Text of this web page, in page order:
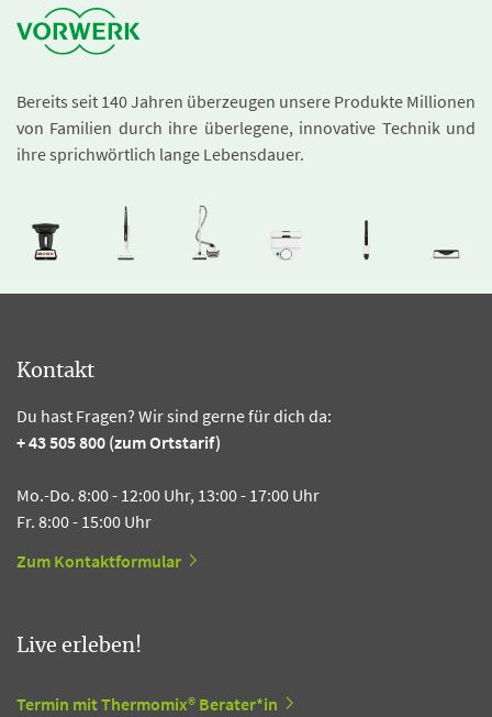
Bereits seit 140 Jahren überzeugen unsere Produkte Millionen
von Familien durch ihre überlegene, innovative Technik und
ihre sprichwörtlich lange Lebensdauer.
Kontakt
Du hast Fragen? Wir sind gerne für dich da:
+ 43 505 800 (zum Ortstarif)
Mo.-Do. 8:00 - 12:00 Uhr, 13:00 - 17:00 Uhr
Fr. 8:00 - 15:00 Uhr
Zum Kontaktformular
Live erleben!
Termin mit Thermomix® Berater*in